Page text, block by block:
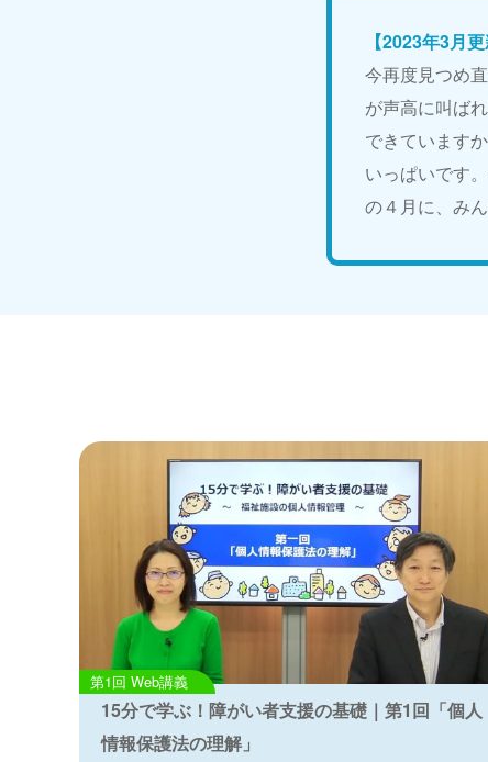
【2023年3月更
今再度見つめ
が声高に叫ば
できています
いっぱいです
の４月に、み
Web講義
15分で学ぶ！障がい者支援の基礎｜第1回「個人
情報保護法の理解」